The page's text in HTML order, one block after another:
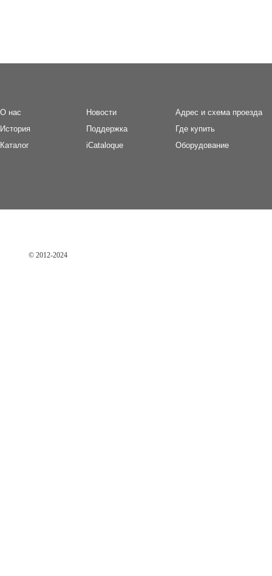
О нас
История
Каталог
Новости
Поддержка
iCataloque
Адрес и схема проезда
Где купить
Оборудование
© 2012-2024